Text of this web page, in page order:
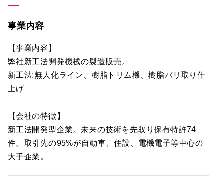
事業内容
【事業内容】
弊社新工法開発機械の製造販売。
新工法:無人化ライン、樹脂トリム機、樹脂バリ取り仕
上げ
【会社の特徴】
新工法開発型企業。未来の技術を先取り保有特許74
件。取引先の95%が自動車、住設、電機電子等中心の
大手企業。